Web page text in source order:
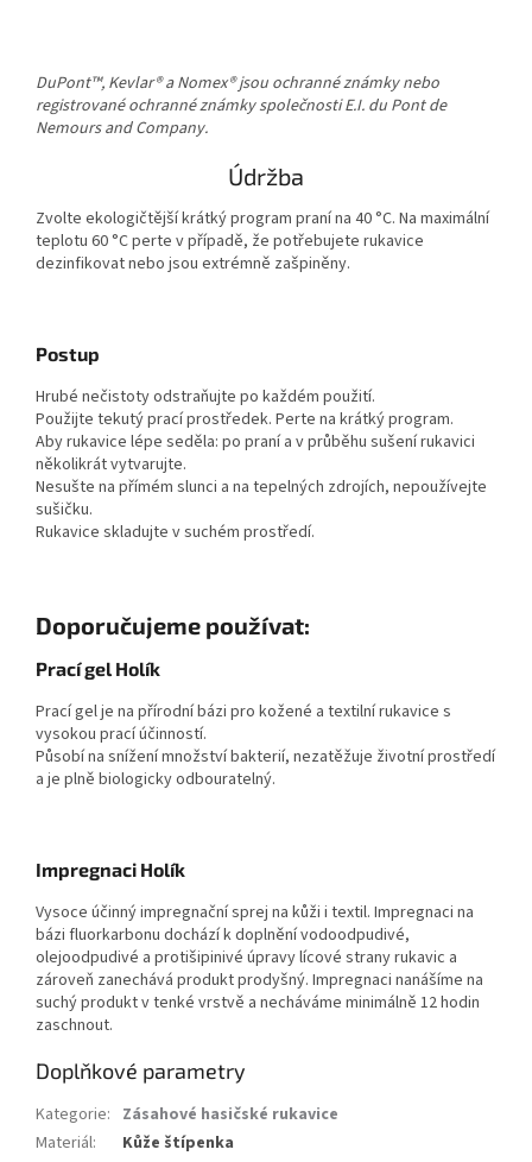
DuPont™, Kevlar® a Nomex® jsou ochranné známky nebo
registrované ochranné známky společnosti E.I. du Pont de
Nemours and Company.
Údržba
Zvolte ekologičtější krátký program praní na 40 °C. Na maximální
teplotu 60 °C perte v případě, že potřebujete rukavice
dezinfikovat nebo jsou extrémně zašpiněny.
Postup
Hrubé nečistoty odstraňujte po každém použití.
Použijte tekutý prací prostředek. Perte na krátký program.
Aby rukavice lépe seděla: po praní a v průběhu sušení rukavici
několikrát vytvarujte.
Nesušte na přímém slunci a na tepelných zdrojích, nepoužívejte
sušičku.
Rukavice skladujte v suchém prostředí.
Doporučujeme používat:
Prací gel Holík
Prací gel je na přírodní bázi pro kožené a textilní rukavice s
vysokou prací účinností.
Působí na snížení množství bakterií, nezatěžuje životní prostředí
a je plně biologicky odbouratelný.
Impregnaci Holík
Vysoce účinný impregnační sprej na kůži i textil. Impregnaci na
bázi fluorkarbonu dochází k doplnění vodoodpudivé,
olejoodpudivé a protišipinivé úpravy lícové strany rukavic a
zároveň zanechává produkt prodyšný. Impregnaci nanášíme na
suchý produkt v tenké vrstvě a necháváme minimálně 12 hodin
zaschnout.
Doplňkové parametry
Kategorie: Zásahové hasičské rukavice
Materiál: Kůže štípenka